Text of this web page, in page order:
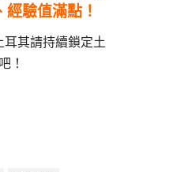
驗值滿點！
其請持續鎖定土
！